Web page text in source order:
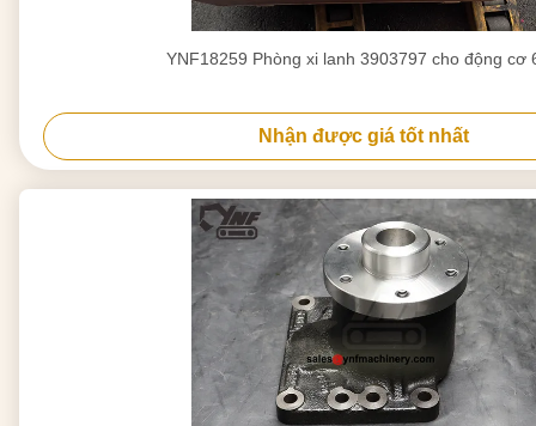
YNF18259 Phòng xi lanh 3903797 cho động cơ
Nhận được giá tốt nhất